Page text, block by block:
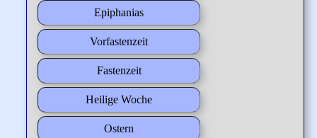
Epiphanias
Vorfastenzeit
Fastenzeit
Heilige Woche
Ostern